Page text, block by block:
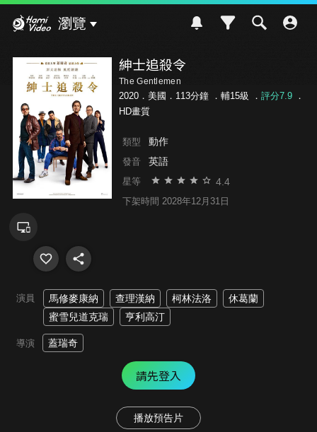
瀏覽
紳士追殺令
The Gentlemen
2020．美國．113分鐘 ． 輔15級 ． 評分7.9．
HD畫質
類型 動作
發音 英語
星等 4.4
下架時間 2028年12月31日
演員 馬修麥康納 查理漢納 柯林法洛
休葛蘭
蜜雪兒道克瑞
亨利高汀
導演 蓋瑞奇
請先登入
播放預告片